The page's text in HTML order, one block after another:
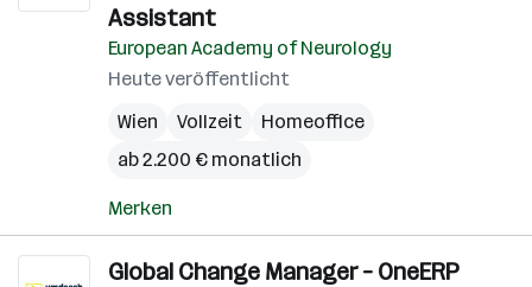
Assistant
European Academy of Neurology
Heute veröffentlicht
Wien
Vollzeit
Homeoffice
ab 2.200 € monatlich
Merken
Global Change Manager – OneERP